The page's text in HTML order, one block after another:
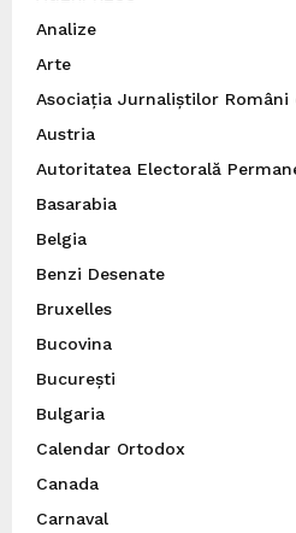
Analize
Arte
Asociația Jurnaliștilor Români
Austria
Autoritatea Electorală
Basarabia
Belgia
Benzi Desenate
Bruxelles
Bucovina
București
Bulgaria
Calendar Ortodox
Canada
Carnaval